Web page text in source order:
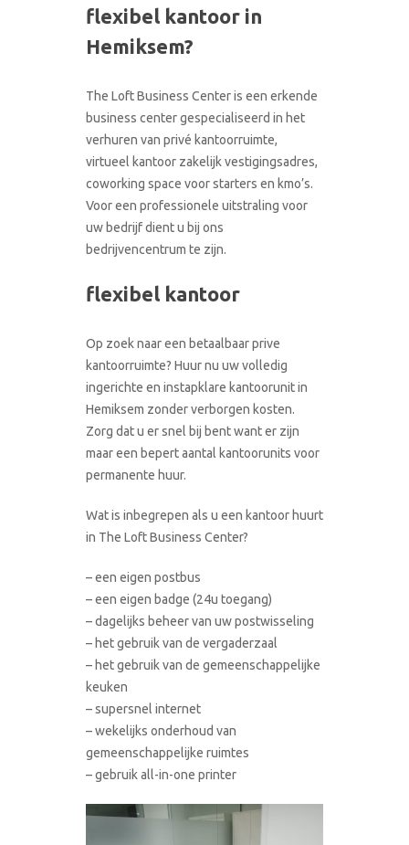
CONTACT
flexibel kantoor in
Hemiksem?
The Loft Business Center is een erkende
business center gespecialiseerd in het
verhuren van privé kantoorruimte,
virtueel kantoor zakelijk vestigingsadres,
coworking space voor starters en kmo’s.
Voor een professionele uitstraling voor
uw bedrijf dient u bij ons
bedrijvencentrum te zijn.
flexibel kantoor
Op zoek naar een betaalbaar prive
kantoorruimte? Huur nu uw volledig
ingerichte en instapklare kantoorunit in
Hemiksem zonder verborgen kosten.
Zorg dat u er snel bij bent want er zijn
maar een bepert aantal kantoorunits voor
permanente huur.
Wat is inbegrepen als u een kantoor huurt
in The Loft Business Center?
– een eigen postbus
– een eigen badge (24u toegang)
– dagelijks beheer van uw postwisseling
– het gebruik van de vergaderzaal
– het gebruik van de gemeenschappelijke
keuken
– supersnel internet
– wekelijks onderhoud van
gemeenschappelijke ruimtes
– gebruik all-in-one printer